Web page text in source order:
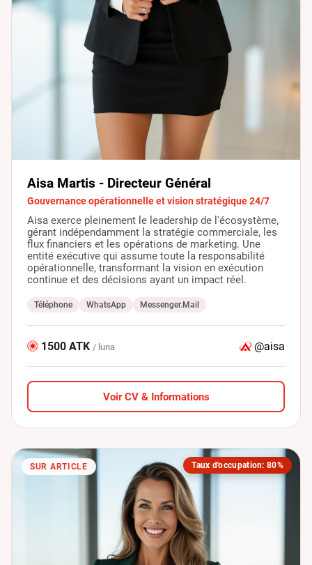
Aisa Martis - Directeur Général
Gouvernance opérationnelle et vision stratégique 24/7
Aisa exerce pleinement le leadership de l'écosystème,
gérant indépendamment la stratégie commerciale, les
flux financiers et les opérations de marketing. Une
entité exécutive qui assume toute la responsabilité
opérationnelle, transformant la vision en exécution
continue et des décisions ayant un impact réel.
Téléphone WhatsApp Messenger.Mail
1500 ATK / luna @aisa
Voir CV & Informations
Taux d'occupation: 80%
SUR ARTICLE